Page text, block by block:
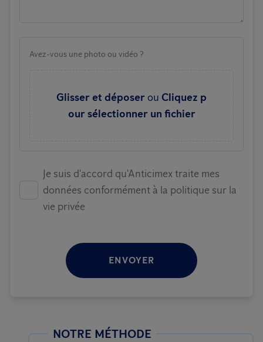
Avez-vous une photo ou vidéo ?
Glisser et déposerou Cliquez p
our sélectionner un fichier
Je suis d'accord qu'Anticimex traite mes
données conformément à la politique sur la
vie privée
ENVOYER
NOTRE MÉTHODE